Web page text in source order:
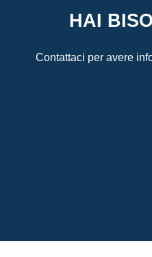
HAI
Contattaci per avere